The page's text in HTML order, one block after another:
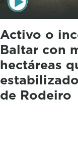
Activo o
Baltar con
hectáreas
de Rodeiro